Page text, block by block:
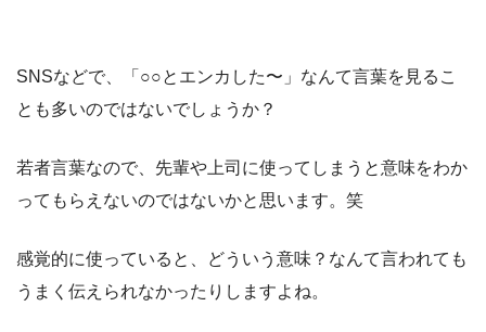
SNSなどで、「○○とエンカした〜」なんて言葉を見るこ
とも多いのではないでしょうか？
若者言葉なので、先輩や上司に使ってしまうと意味をわか
ってもらえないのではないかと思います。笑
感覚的に使っていると、どういう意味？なんて言われても
うまく伝えられなかったりしますよね。